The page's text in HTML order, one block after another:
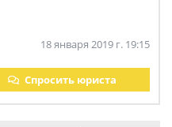
18 января 2019 г. 19:15
Спросить юриста